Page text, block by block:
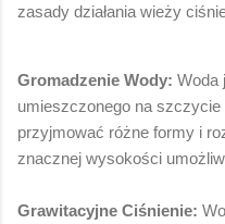
zasady działania wieży
Gromadzenie Wody: Woda
umieszczonego na
przyjmować różne formy i
znacznej wysokości
Grawitacyjne Ciśnienie: